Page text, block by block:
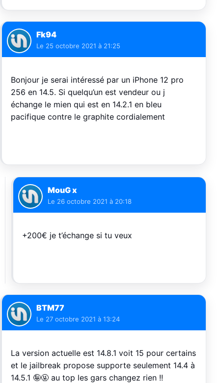
Fk94
Le 25 octobre 2021 à 21:25
Bonjour je serai intéressé par un iPhone 12 pro
256 en 14.5. Si quelqu’un est vendeur ou j
échange le mien qui est en 14.2.1 en bleu
pacifique contre le graphite cordialement
MouG x
Le 26 octobre 2021 à 20:18
+200€ je t’échange si tu veux
BTM77
Le 27 octobre 2021 à 13:24
La version actuelle est 14.8.1 voit 15 pour certains
et le jailbreak propose supporte seulement 14.4 à
14.5.1 🤪🤬 au top les gars changez rien !!